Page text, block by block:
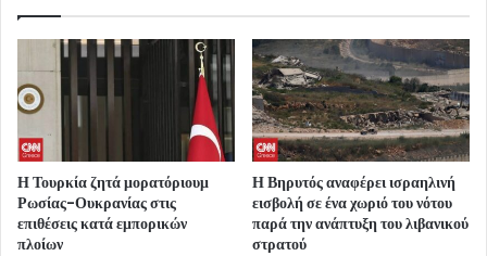
Η Τουρκία ζητά μορατόριουμ
Ρωσίας-Ουκρανίας στις
επιθέσεις κατά εμπορικών
πλοίων
Η Βηρυτός αναφέρει ισραηλινή
εισβολή σε ένα χωριό του νότου
παρά την ανάπτυξη του λιβανικού
στρατού